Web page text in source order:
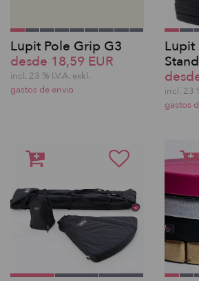
Lupit Pole Grip G3
desde 18,59 EUR
incl. 23 % I.V.A. exkl.
gastos de envio
Lupit
incl. 23
gastos